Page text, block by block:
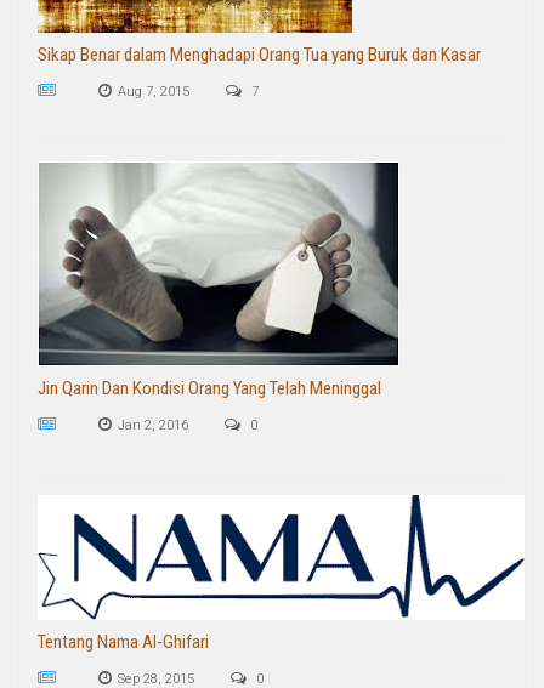
Sikap Benar dalam Menghadapi Orang Tua yang Buruk dan Kasar
Aug 7, 2015 7
Jin Qarin Dan Kondisi Orang Yang Telah Meninggal
Jan 2, 2016 0
Tentang Nama Al-Ghifari
Sep 28, 2015 0